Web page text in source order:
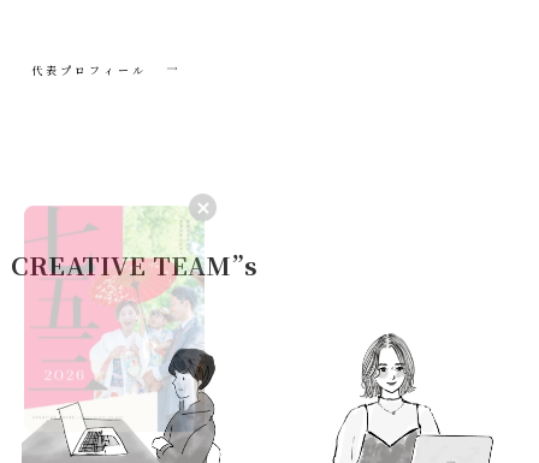
代表プロフィール
CREATIVE TEAM”s